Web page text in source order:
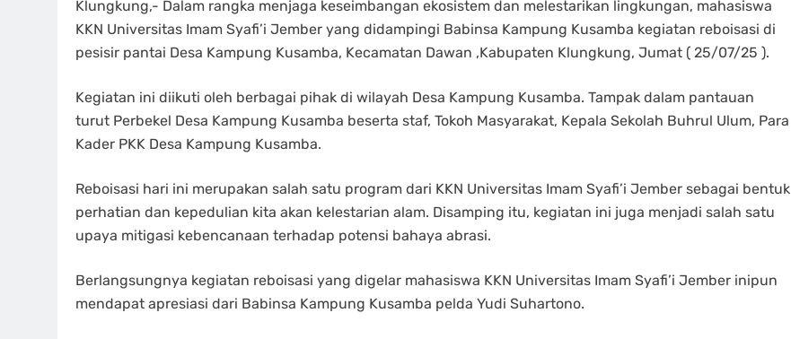
Klungkung,- Dalam rangka menjaga keseimbangan ekosistem dan melestarikan lingkungan, mahasiswa
KKN Universitas Imam Syafi’i Jember yang didampingi Babinsa Kampung Kusamba kegiatan reboisasi di
pesisir pantai Desa Kampung Kusamba, Kecamatan Dawan ,Kabupaten Klungkung, Jumat ( 25/07/25 ).
Kegiatan ini diikuti oleh berbagai pihak di wilayah Desa Kampung Kusamba. Tampak dalam pantauan
turut Perbekel Desa Kampung Kusamba beserta staf, Tokoh Masyarakat, Kepala Sekolah Buhrul Ulum, Para
Kader PKK Desa Kampung Kusamba.
Reboisasi hari ini merupakan salah satu program dari KKN Universitas Imam Syafi’i Jember sebagai bentuk
perhatian dan kepedulian kita akan kelestarian alam. Disamping itu, kegiatan ini juga menjadi salah satu
upaya mitigasi kebencanaan terhadap potensi bahaya abrasi.
Berlangsungnya kegiatan reboisasi yang digelar mahasiswa KKN Universitas Imam Syafi’i Jember inipun
mendapat apresiasi dari Babinsa Kampung Kusamba pelda Yudi Suhartono.